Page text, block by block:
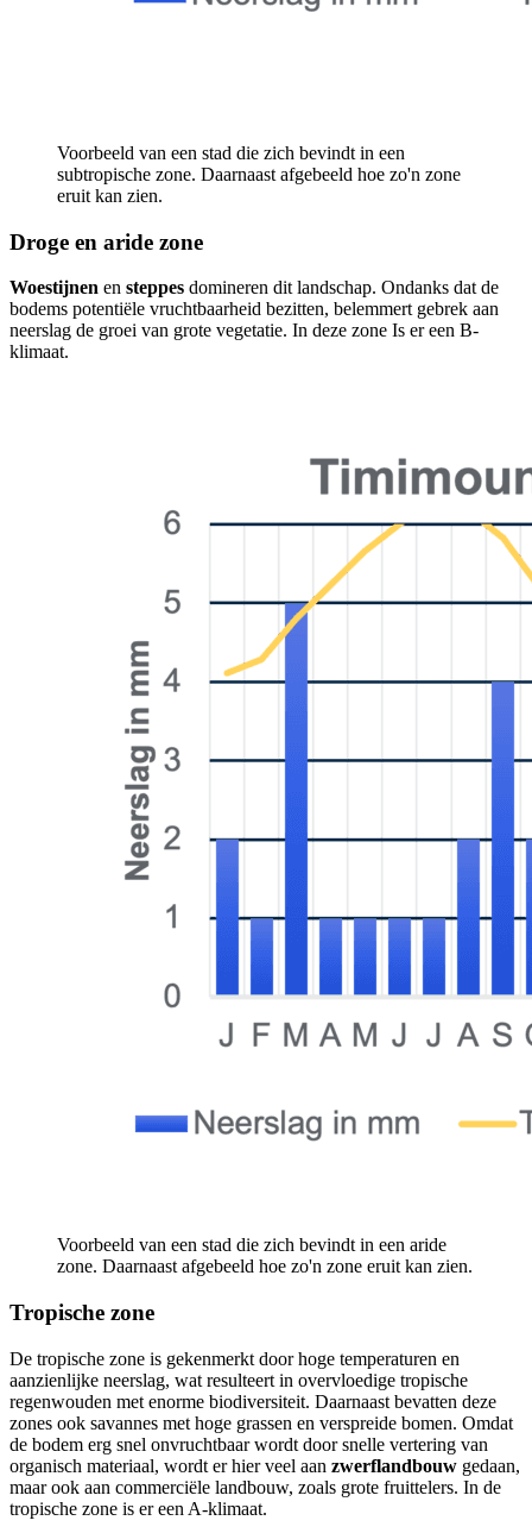
Voorbeeld van een stad die zich bevindt in een
subtropische zone. Daarnaast afgebeeld hoe zo'n zone
eruit kan zien.
Droge en aride zone
Woestijnen en steppes domineren dit landschap. Ondanks dat de
bodems potentiële vruchtbaarheid bezitten, belemmert gebrek aan
neerslag de groei van grote vegetatie. In deze zone Is er een B-
klimaat.
Voorbeeld van een stad die zich bevindt in een aride
zone. Daarnaast afgebeeld hoe zo'n zone eruit kan zien.
Tropische zone
De tropische zone is gekenmerkt door hoge temperaturen en
aanzienlijke neerslag, wat resulteert in overvloedige tropische
regenwouden met enorme biodiversiteit. Daarnaast bevatten deze
zones ook savannes met hoge grassen en verspreide bomen. Omdat
de bodem erg snel onvruchtbaar wordt door snelle vertering van
organisch materiaal, wordt er hier veel aan zwerflandbouw gedaan,
maar ook aan commerciële landbouw, zoals grote fruittelers. In de
tropische zone is er een A-klimaat.